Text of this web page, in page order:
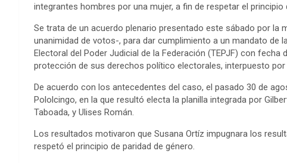
integrantes hombres por una mujer, a fin de respetar el principio
Se trata de un acuerdo plenario presentado este sábado por la
unanimidad de votos-, para dar cumplimiento a un mandato de
Electoral del Poder Judicial de la Federación (TEPJF) con
protección de sus derechos político electorales, interpuesto por
De acuerdo con los antecedentes del caso, el pasado 30 de
Pololcingo, en la que resultó electa la planilla integrada por
Taboada, y Ulises Román.
Los resultados motivaron que Susana Ortíz impugnara los
respetó el principio de paridad de género.